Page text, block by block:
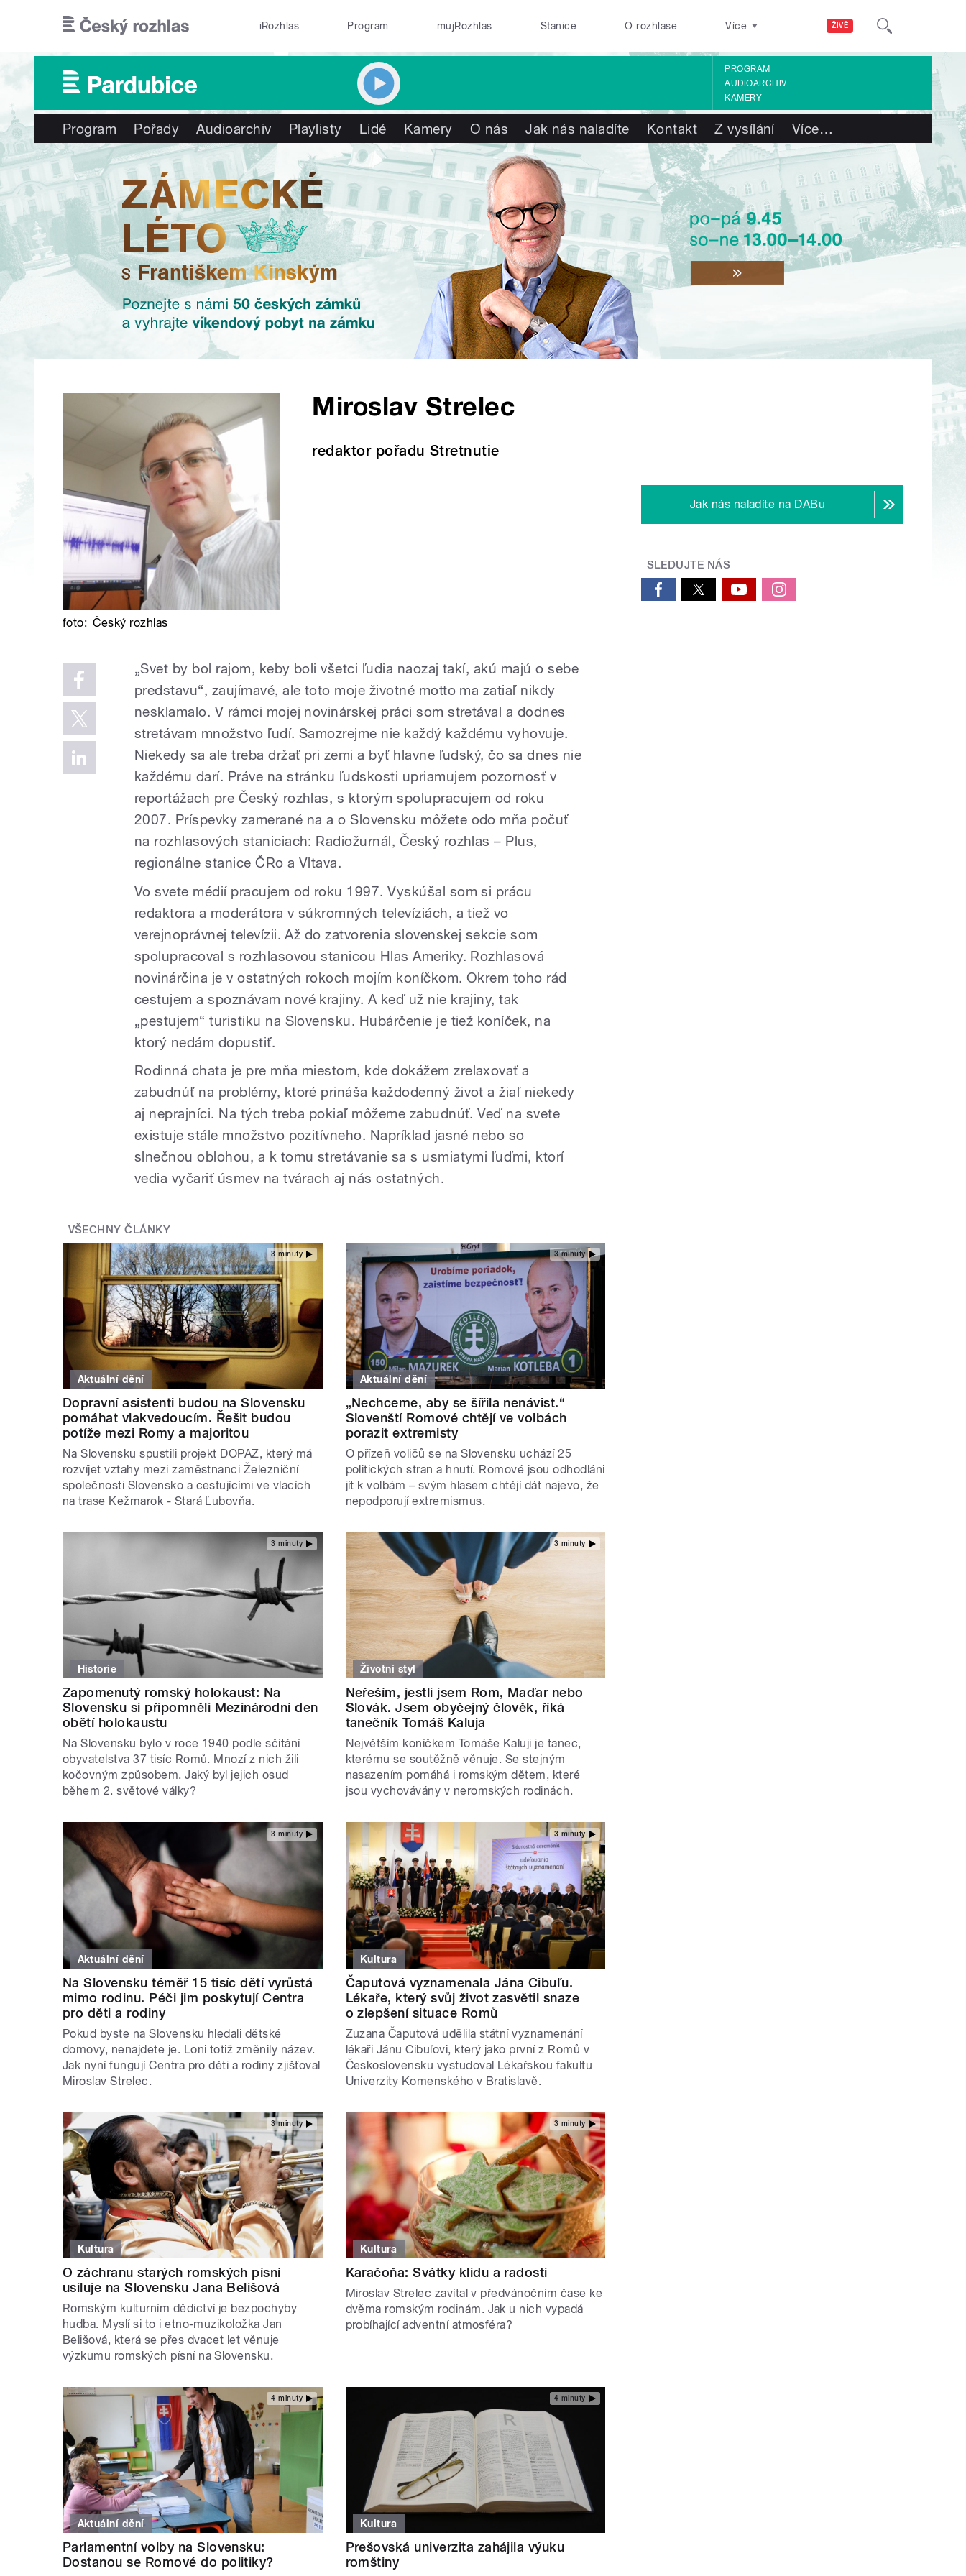
ŽIVĚ
iRozhlas Program mujRozhlas Stanice O rozhlase Více
PROGRAM
AUDIOARCHIV
KAMERY
Program Pořady Audioarchiv Playlisty Lidé Kamery O nás Jak nás naladíte Kontakt Z vysílání Více…
Miroslav Strelec
redaktor pořadu Stretnutie
foto: Český rozhlas
„Svet by bol rajom, keby boli všetci ľudia naozaj takí, akú majú o sebe
predstavu“, zaujímavé, ale toto moje životné motto ma zatiaľ nikdy
nesklamalo. V rámci mojej novinárskej práci som stretával a dodnes
stretávam množstvo ľudí. Samozrejme nie každý každému vyhovuje.
Niekedy sa ale treba držať pri zemi a byť hlavne ľudský, čo sa dnes nie
každému darí. Práve na stránku ľudskosti upriamujem pozornosť v
reportážach pre Český rozhlas, s ktorým spolupracujem od roku
2007. Príspevky zamerané na a o Slovensku môžete odo mňa počuť
na rozhlasových staniciach: Radiožurnál, Český rozhlas – Plus,
regionálne stanice ČRo a Vltava.
Vo svete médií pracujem od roku 1997. Vyskúšal som si prácu
redaktora a moderátora v súkromných televíziách, a tiež vo
verejnoprávnej televízii. Až do zatvorenia slovenskej sekcie som
spolupracoval s rozhlasovou stanicou Hlas Ameriky. Rozhlasová
novinárčina je v ostatných rokoch mojím koníčkom. Okrem toho rád
cestujem a spoznávam nové krajiny. A keď už nie krajiny, tak
„pestujem“ turistiku na Slovensku. Hubárčenie je tiež koníček, na
ktorý nedám dopustiť.
Rodinná chata je pre mňa miestom, kde dokážem zrelaxovať a
zabudnúť na problémy, ktoré prináša každodenný život a žiaľ niekedy
aj neprajníci. Na tých treba pokiaľ môžeme zabudnúť. Veď na svete
existuje stále množstvo pozitívneho. Napríklad jasné nebo so
slnečnou oblohou, a k tomu stretávanie sa s usmiatymi ľuďmi, ktorí
vedia vyčariť úsmev na tvárach aj nás ostatných.
VŠECHNY ČLÁNKY
3 minuty
Aktuální dění
Dopravní asistenti budou na Slovensku
pomáhat vlakvedoucím. Řešit budou
potíže mezi Romy a majoritou
Na Slovensku spustili projekt DOPAZ, který má
rozvíjet vztahy mezi zaměstnanci Železniční
společnosti Slovensko a cestujícími ve vlacích
na trase Kežmarok - Stará Ľubovňa.
3 minuty
Aktuální dění
„Nechceme, aby se šířila nenávist.“
Slovenští Romové chtějí ve volbách
porazit extremisty
O přízeň voličů se na Slovensku uchází 25
politických stran a hnutí. Romové jsou odhodláni
jít k volbám – svým hlasem chtějí dát najevo, že
nepodporují extremismus.
3 minuty
Historie
Zapomenutý romský holokaust: Na
Slovensku si připomněli Mezinárodní den
obětí holokaustu
Na Slovensku bylo v roce 1940 podle sčítání
obyvatelstva 37 tisíc Romů. Mnozí z nich žili
kočovným způsobem. Jaký byl jejich osud
během 2. světové války?
3 minuty
Životní styl
Neřeším, jestli jsem Rom, Maďar nebo
Slovák. Jsem obyčejný člověk, říká
tanečník Tomáš Kaluja
Největším koníčkem Tomáše Kaluji je tanec,
kterému se soutěžně věnuje. Se stejným
nasazením pomáhá i romským dětem, které
jsou vychovávány v neromských rodinách.
3 minuty
Aktuální dění
Na Slovensku téměř 15 tisíc dětí vyrůstá
mimo rodinu. Péči jim poskytují Centra
pro děti a rodiny
Pokud byste na Slovensku hledali dětské
domovy, nenajdete je. Loni totiž změnily název.
Jak nyní fungují Centra pro děti a rodiny zjišťoval
Miroslav Strelec.
3 minuty
Kultura
Čaputová vyznamenala Jána Cibuľu.
Lékaře, který svůj život zasvětil snaze
o zlepšení situace Romů
Zuzana Čaputová udělila státní vyznamenání
lékaři Jánu Cibuľovi, který jako první z Romů v
Československu vystudoval Lékařskou fakultu
Univerzity Komenského v Bratislavě.
3 minuty
Kultura
O záchranu starých romských písní
usiluje na Slovensku Jana Belišová
Romským kulturním dědictví je bezpochyby
hudba. Myslí si to i etno-muzikoložka Jan
Belišová, která se přes dvacet let věnuje
výzkumu romských písní na Slovensku.
3 minuty
Kultura
Karačoňa: Svátky klidu a radosti
Miroslav Strelec zavítal v předvánočním čase ke
dvěma romským rodinám. Jak u nich vypadá
probíhající adventní atmosféra?
4 minuty
Aktuální dění
Parlamentní volby na Slovensku:
Dostanou se Romové do politiky?
4 minuty
Kultura
Prešovská univerzita zahájila výuku
romštiny
Jak nás naladíte na DABu
SLEDUJTE NÁS